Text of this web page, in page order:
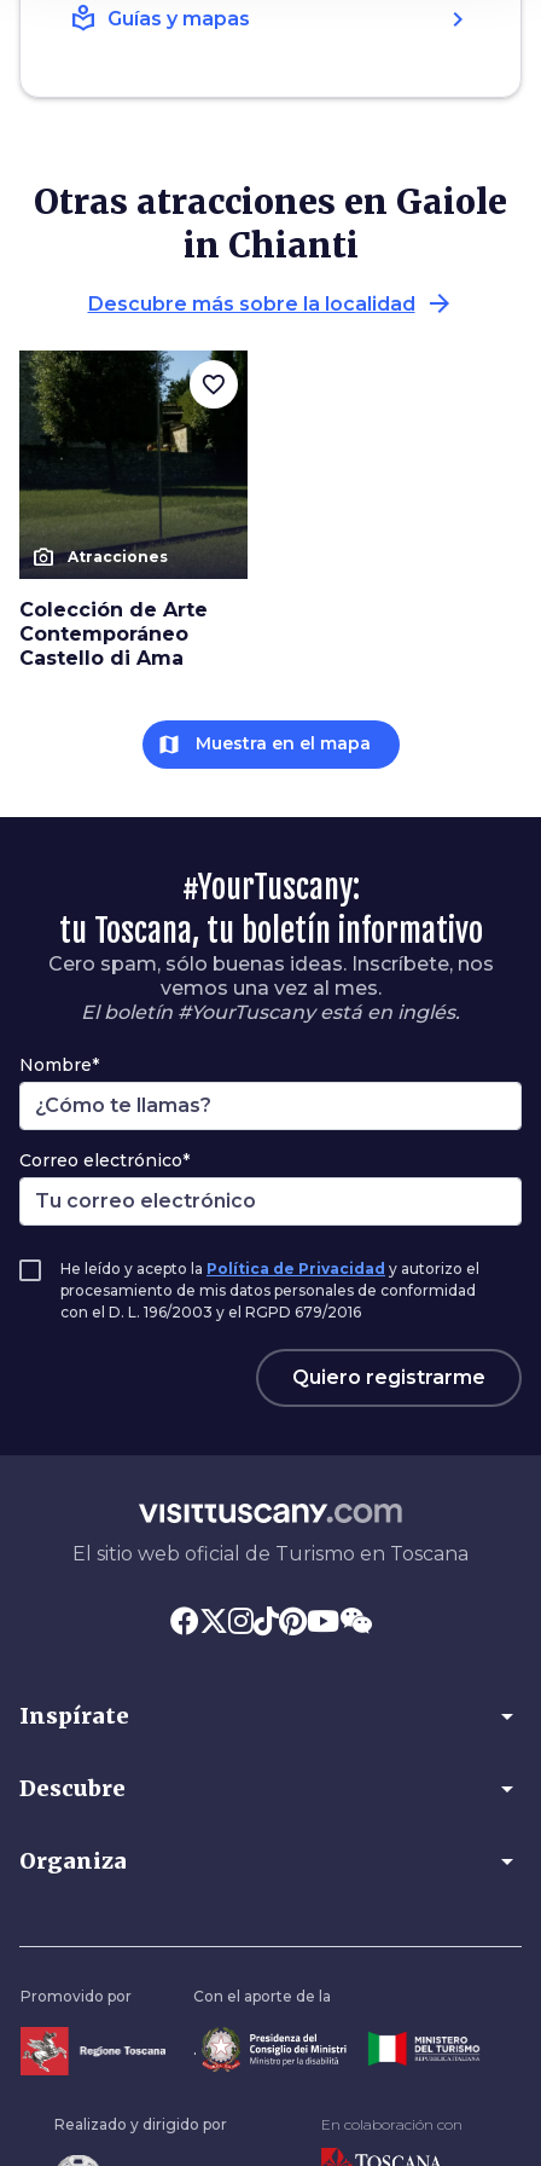
local_library Guías y mapas chevron_right
Otras atracciones en Gaiole
in Chianti
Descubre más sobre la localidad arrow_forward
photo_camera Atracciones
Colección de Arte
Contemporáneo
Castello di Ama
favorite_border
map Muestra en el mapa
#YourTuscany:
tu Toscana, tu boletín informativo
Cero spam, sólo buenas ideas. Inscríbete, nos
vemos una vez al mes.
El boletín #YourTuscany está en inglés.
Nombre*
Correo electrónico*
He leído y acepto la Política de Privacidad y autorizo el
procesamiento de mis datos personales de conformidad
con el D. L. 196/2003 y el RGPD 679/2016
Quiero registrarme
El sitio web oficial de Turismo en Toscana
Inspírate arrow_drop_down
Descubre arrow_drop_down
Organiza arrow_drop_down
Promovido por Con el aporte de la
.
Realizado y dirigido por En colaboración con